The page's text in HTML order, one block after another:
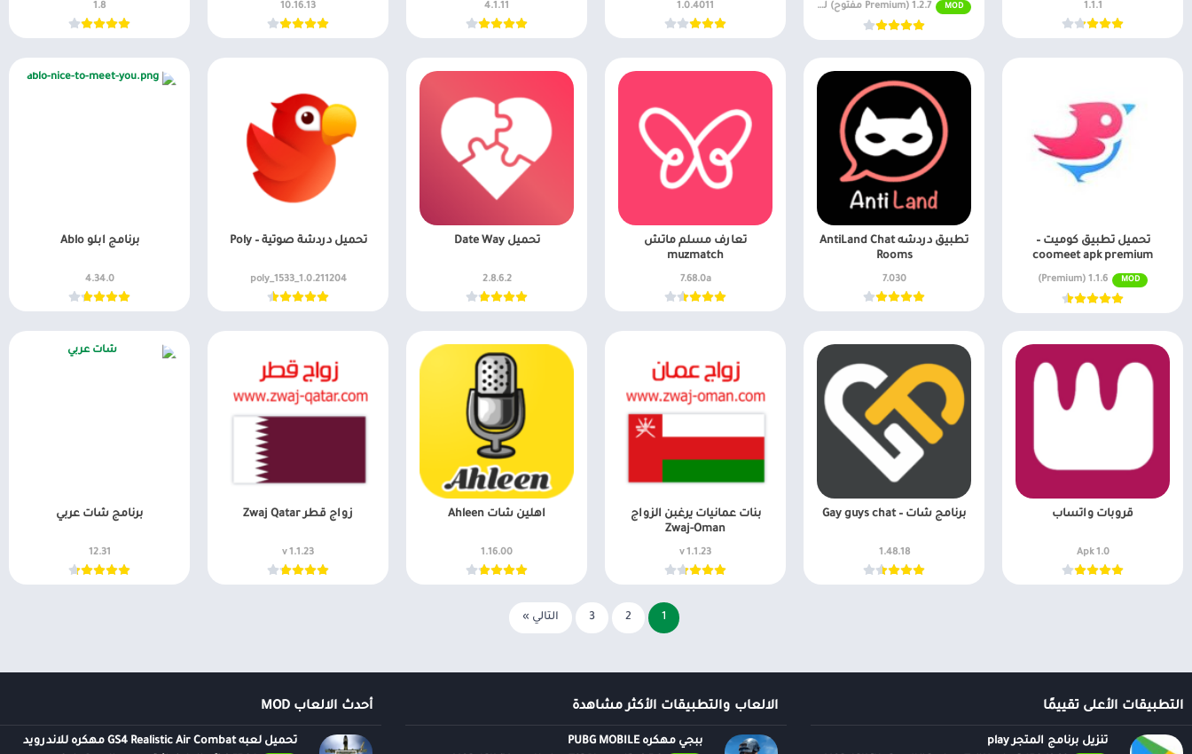
المحاكاة الصور الفوتوغرافية
الكتب والمراجع
المكتبات والعروض
التوضيحية
الموسيقى والصوتيات
تسوق
سيارات ومركبات
شؤون مالية
نمط الحياة
1.1.1
MOD 1.2.7 (Premium مفتوح) لنظام Android 1.0.4011
4.1.11
10.16.13
1.8
تحميل تطبيق كوميت –
coomeet apk premium
MOD
1.1.6 (Premium)
تطبيق دردشه AntiLand Chat
Rooms
7.030
تعارف مسلم ماتش
muzmatch
7.68.0a
تحميل Date Way
2.8.6.2
تحميل دردشة صوتية – Poly
1.0.211204_1533_poly
برنامج ابلو Ablo
4.34.0
قروبات واتساب
1.0 Apk
برنامج شات – Gay guys chat
1.48.18
بنات عمانيات يرغبن الزواج
Zwaj-Oman
v 1.1.23
اهلين شات Ahleen
1.16.00
زواج قطر Zwaj Qatar
v 1.1.23
برنامج شات عربي
12.31
1
2
3 التالي »
أحدث الالعاب MOD
تحميل لعبه GS4 Realistic Air Combat مهكره للاندرويد
الالعاب والتطبيقات الأكثر مشاهدة
ببجي مهكره PUBG MOBILE
التطبيقات الأعلى تقييمًا
تنزيل برنامج المتجر play